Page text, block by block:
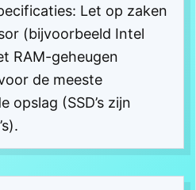
Let op zaken
(bijvoorbeeld Intel
RAM-geheugen
de meeste
opslag (SSD’s zijn